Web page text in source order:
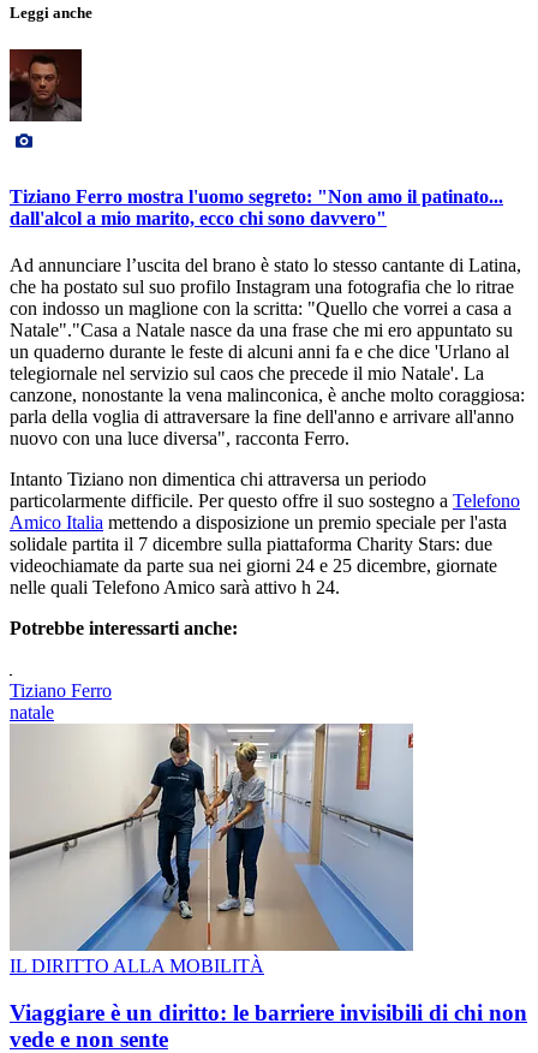
Leggi anche
Tiziano Ferro mostra l'uomo segreto: "Non amo il patinato...
dall'alcol a mio marito, ecco chi sono davvero"
Ad annunciare l’uscita del brano è stato lo stesso cantante di Latina,
che ha postato sul suo profilo Instagram una fotografia che lo ritrae
con indosso un maglione con la scritta: "Quello che vorrei a casa a
Natale"."Casa a Natale nasce da una frase che mi ero appuntato su
un quaderno durante le feste di alcuni anni fa e che dice 'Urlano al
telegiornale nel servizio sul caos che precede il mio Natale'. La
canzone, nonostante la vena malinconica, è anche molto coraggiosa:
parla della voglia di attraversare la fine dell'anno e arrivare all'anno
nuovo con una luce diversa", racconta Ferro.
Intanto Tiziano non dimentica chi attraversa un periodo
particolarmente difficile. Per questo offre il suo sostegno a Telefono
Amico Italia mettendo a disposizione un premio speciale per l'asta
solidale partita il 7 dicembre sulla piattaforma Charity Stars: due
videochiamate da parte sua nei giorni 24 e 25 dicembre, giornate
nelle quali Telefono Amico sarà attivo h 24.
Potrebbe interessarti anche:
Tiziano Ferro
natale
IL DIRITTO ALLA MOBILITÀ
Viaggiare è un diritto: le barriere invisibili di chi non
vede e non sente